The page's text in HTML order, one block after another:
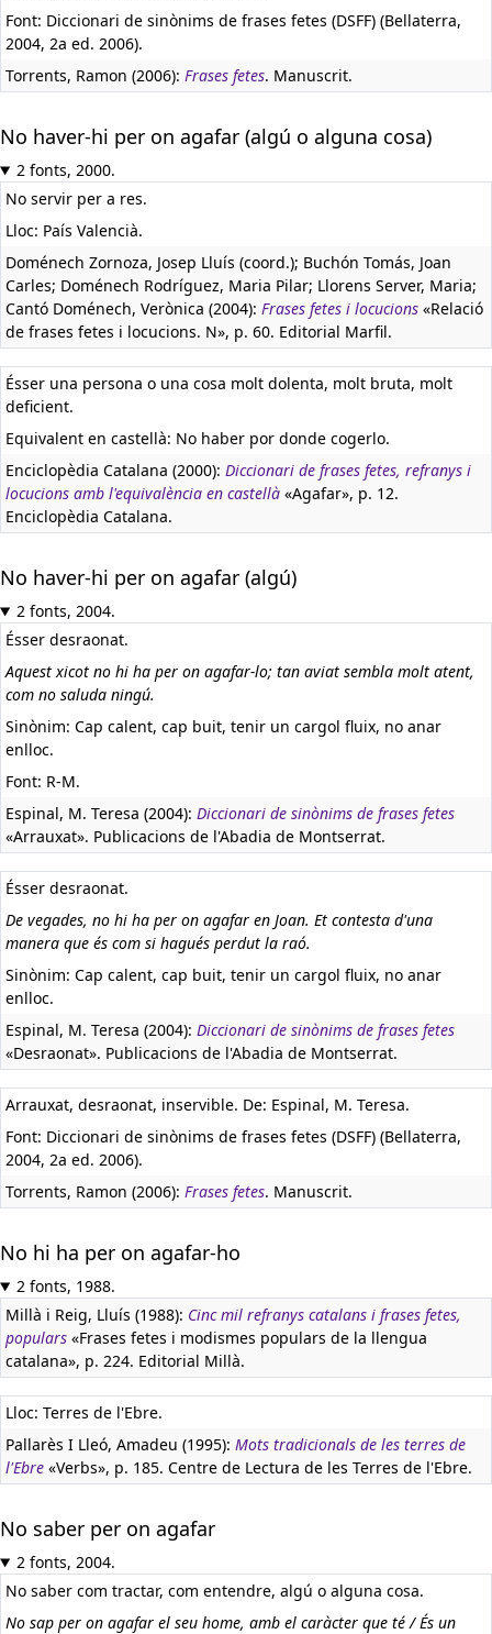
Font: Diccionari de sinònims de frases fetes (DSFF) (Bellaterra,
2004, 2a ed. 2006).
Torrents, Ramon (2006): Frases fetes. Manuscrit.
No haver-hi per on agafar (algú o alguna cosa)
2 fonts, 2000.
No servir per a res.
Lloc: País Valencià.
Doménech Zornoza, Josep Lluís (coord.); Buchón Tomás, Joan
Carles; Doménech Rodríguez, Maria Pilar; Llorens Server, Maria;
Cantó Doménech, Verònica (2004): Frases fetes i locucions «Relació
de frases fetes i locucions. N», p. 60. Editorial Marfil.
Ésser una persona o una cosa molt dolenta, molt bruta, molt
deficient.
Equivalent en castellà: No haber por donde cogerlo.
Enciclopèdia Catalana (2000): Diccionari de frases fetes, refranys i
locucions amb l'equivalència en castellà «Agafar», p. 12.
Enciclopèdia Catalana.
No haver-hi per on agafar (algú)
2 fonts, 2004.
Ésser desraonat.
Aquest xicot no hi ha per on agafar-lo; tan aviat sembla molt atent,
com no saluda ningú.
Sinònim: Cap calent, cap buit, tenir un cargol fluix, no anar
enlloc.
Font: R-M.
Espinal, M. Teresa (2004): Diccionari de sinònims de frases fetes
«Arrauxat». Publicacions de l'Abadia de Montserrat.
Ésser desraonat.
De vegades, no hi ha per on agafar en Joan. Et contesta d'una
manera que és com si hagués perdut la raó.
Sinònim: Cap calent, cap buit, tenir un cargol fluix, no anar
enlloc.
Espinal, M. Teresa (2004): Diccionari de sinònims de frases fetes
«Desraonat». Publicacions de l'Abadia de Montserrat.
Arrauxat, desraonat, inservible. De: Espinal, M. Teresa.
Font: Diccionari de sinònims de frases fetes (DSFF) (Bellaterra,
2004, 2a ed. 2006).
Torrents, Ramon (2006): Frases fetes. Manuscrit.
No hi ha per on agafar-ho
2 fonts, 1988.
Millà i Reig, Lluís (1988): Cinc mil refranys catalans i frases fetes,
populars «Frases fetes i modismes populars de la llengua
catalana», p. 224. Editorial Millà.
Lloc: Terres de l'Ebre.
Pallarès I Lleó, Amadeu (1995): Mots tradicionals de les terres de
l'Ebre «Verbs», p. 185. Centre de Lectura de les Terres de l'Ebre.
No saber per on agafar
2 fonts, 2004.
No saber com tractar, com entendre, algú o alguna cosa.
No sap per on agafar el seu home, amb el caràcter que té / És un